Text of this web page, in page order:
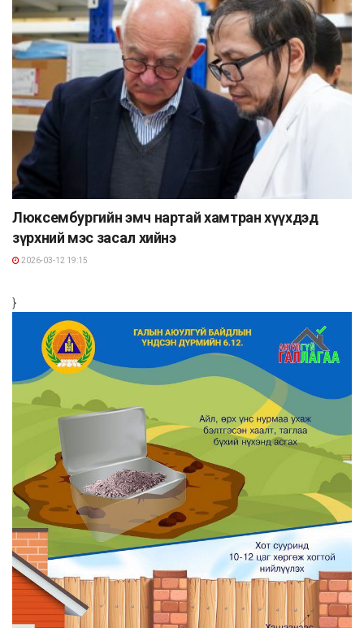
Люксембургийн эмч нартай хамтран хүүхдэд
зүрхний мэс засал хийнэ
2026-03-12 19:15
}